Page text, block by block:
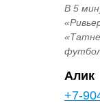
В 5
Алик
+7-